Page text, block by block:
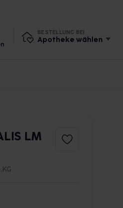
BESTELLUNG BEI
Apotheke wählen
LM